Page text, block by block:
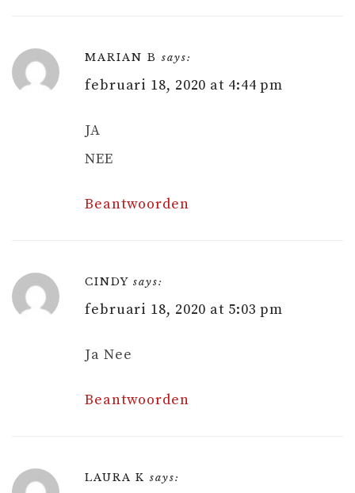
MARIAN B says:
februari 18, 2020 at 4:44 pm
JA
NEE
Beantwoorden
CINDY says:
februari 18, 2020 at 5:03 pm
Ja Nee
Beantwoorden
LAURA K says: